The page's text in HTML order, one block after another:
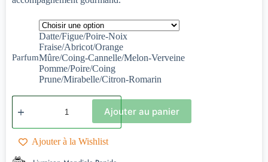
Parfum
Datte/Figue/Poire-Noix
Fraise/Abricot/Orange
Mûre/Coing-Cannelle/Melon-Verveine
Pomme/Poire/Coing
Prune/Mirabelle/Citron-Romarin
Ajouter au panier
Ajouter à la Wishlist